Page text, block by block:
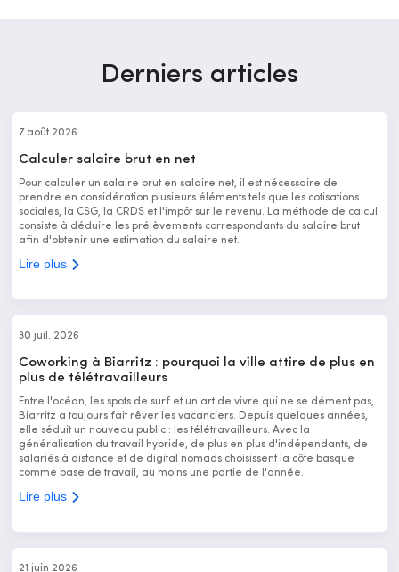
Derniers articles
7 août 2026
Calculer salaire brut en net
Pour calculer un salaire brut en salaire net, il est nécessaire de
prendre en considération plusieurs éléments tels que les cotisations
sociales, la CSG, la CRDS et l'impôt sur le revenu. La méthode de calcul
consiste à déduire les prélèvements correspondants du salaire brut
afin d'obtenir une estimation du salaire net.
Lire plus
30 juil. 2026
Coworking à Biarritz : pourquoi la ville attire de plus en
plus de télétravailleurs
Entre l'océan, les spots de surf et un art de vivre qui ne se dément pas,
Biarritz a toujours fait rêver les vacanciers. Depuis quelques années,
elle séduit un nouveau public : les télétravailleurs. Avec la
généralisation du travail hybride, de plus en plus d'indépendants, de
salariés à distance et de digital nomads choisissent la côte basque
comme base de travail, au moins une partie de l'année.
Lire plus
21 juin 2026